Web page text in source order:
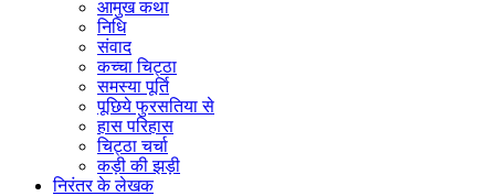
आमुख कथा
निधि
संवाद
कच्चा चिट्ठा
समस्या पूर्ति
पूछिये फुरसतिया से
हास परिहास
चिट्ठा चर्चा
कड़ी की झड़ी
निरंतर के लेखक